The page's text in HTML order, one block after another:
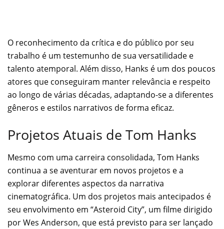
O reconhecimento da crítica e do público por seu
trabalho é um testemunho de sua versatilidade e
talento atemporal. Além disso, Hanks é um dos poucos
atores que conseguiram manter relevância e respeito
ao longo de várias décadas, adaptando-se a diferentes
gêneros e estilos narrativos de forma eficaz.
Projetos Atuais de Tom Hanks
Mesmo com uma carreira consolidada, Tom Hanks
continua a se aventurar em novos projetos e a
explorar diferentes aspectos da narrativa
cinematográfica. Um dos projetos mais antecipados é
seu envolvimento em “Asteroid City”, um filme dirigido
por Wes Anderson, que está previsto para ser lançado